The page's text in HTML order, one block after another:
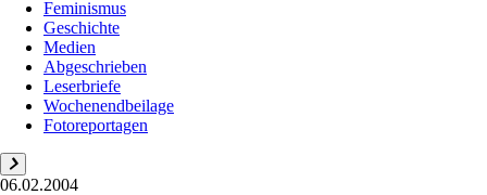
Feminismus
Geschichte
Medien
Abgeschrieben
Leserbriefe
Wochenendbeilage
Fotoreportagen
06.02.2004